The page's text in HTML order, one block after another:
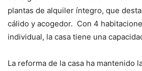
plantas de alquiler íntegro, que
cálido y acogedor. Con 4
individual, la casa tiene una
La reforma de la casa ha mantenido